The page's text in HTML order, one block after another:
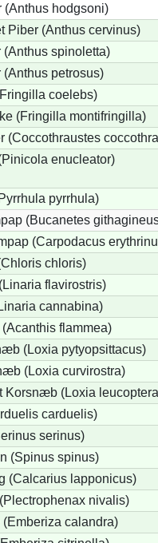
(Anthus hodgsoni)
Piber (Anthus cervinus)
(Anthus spinoletta)
petrosus)
coelebs)
(Fringilla montifringilla)
(Coccothraustes
enucleator)
pyrrhula)
(Bucanetes
(Carpodacus
chloris)
flavirostris)
cannabina)
flammea)
(Loxia pytyopsittacus)
(Loxia curvirostra)
Korsnæb (Loxia
carduelis)
serinus)
(Spinus spinus)
(Calcarius lapponicus)
nivalis)
calandra)